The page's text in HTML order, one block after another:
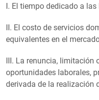
I. El tiempo dedicado a
II. El costo de servicios
equivalentes en el
III. La renuncia, limitación
oportunidades laborales,
derivada de la realización